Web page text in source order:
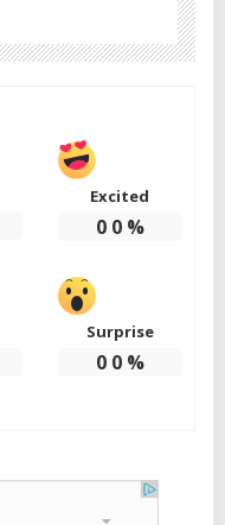
Excited
0 0%
Surprise
0 0%